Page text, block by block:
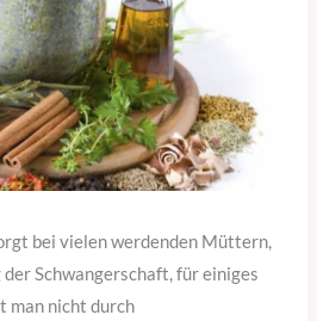
bei vielen werdenden Müttern,
Schwangerschaft, für einiges
man nicht durch